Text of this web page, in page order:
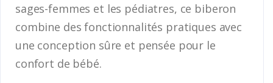
sages-femmes et les pédiatres, ce biberon
combine des fonctionnalités pratiques avec
une conception sûre et pensée pour le
confort de bébé.